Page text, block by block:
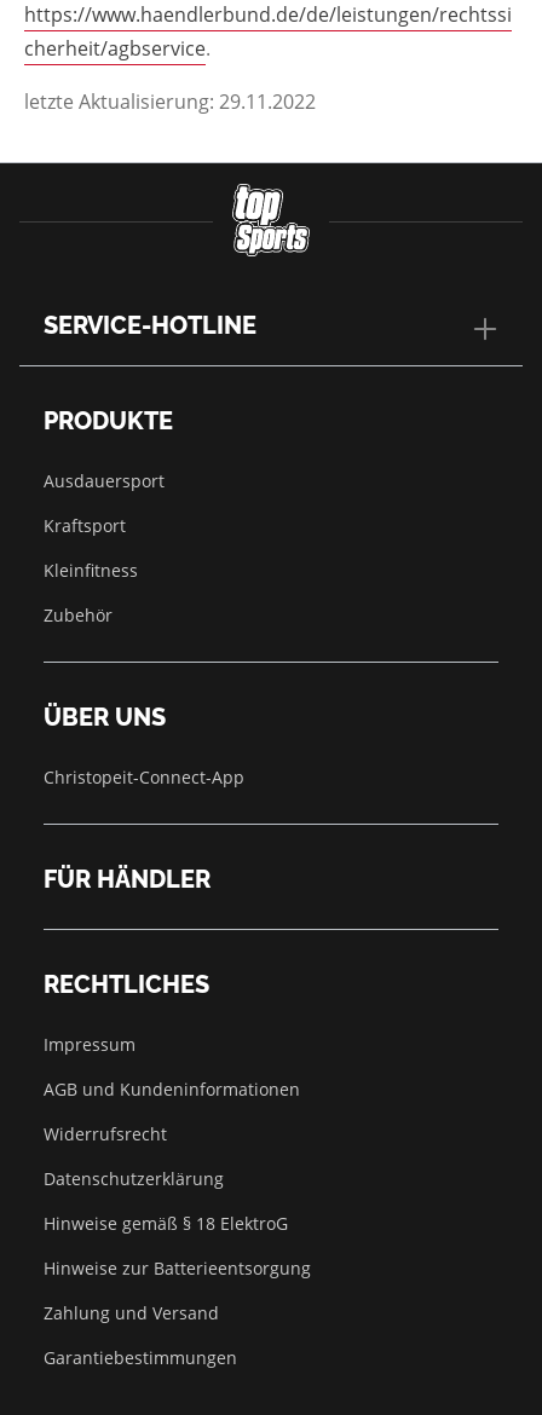
https://www.haendlerbund.de/de/leistungen/rechtssi
cherheit/agbservice.
letzte Aktualisierung: 29.11.2022
SERVICE-HOTLINE
PRODUKTE
Ausdauersport
Kraftsport
Kleinfitness
Zubehör
ÜBER UNS
Christopeit-Connect-App
FÜR HÄNDLER
RECHTLICHES
Impressum
AGB und Kundeninformationen
Widerrufsrecht
Datenschutzerklärung
Hinweise gemäß § 18 ElektroG
Hinweise zur Batterieentsorgung
Zahlung und Versand
Garantiebestimmungen